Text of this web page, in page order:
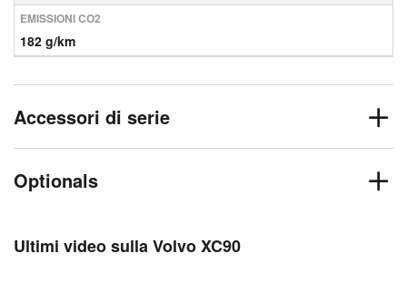
EMISSIONI CO2
182 g/km
Accessori di serie
Optionals
Ultimi video sulla Volvo XC90